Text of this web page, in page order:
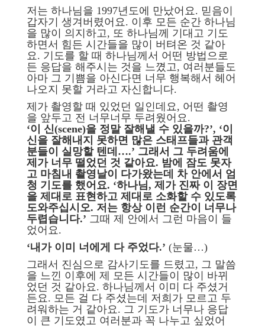
저는 하나님을 1997년도에 만났어요. 믿음이
갑자기 생겨버렸어요. 이후 모든 순간 하나님
을 많이 의지하고, 또 하나님께 기대고 기도
하면서 힘든 시간들을 많이 버텨온 것 같아
요. 기도를 할 때 하나님께서 어떤 방법으로
든 응답을 해주시는 것을 느꼈고, 여러분들도
아마 그 기쁨을 아신다면 너무 행복해서 헤어
나오지 못할 거라고 자신합니다.
제가 촬영할 때 있었던 일인데요, 어떤 촬영
을 앞두고 전 너무너무 두려웠어요.
‘이 신(scene)을 정말 잘해낼 수 있을까?’, ‘이
신을 잘해내지 못하면 많은 스태프들과 관객
분들이 실망할 텐데….’ 그래서 그 두려움에
제가 너무 떨었던 것 같아요. 밤에 잠도 못자
고 마침내 촬영날이 다가왔는데 차 안에서 엄
청 기도를 했어요. ‘하나님, 제가 진짜 이 장면
을 제대로 표현하고 제대로 소화할 수 있도록
도와주십시오. 저는 항상 이런 순간이 너무나
두렵습니다.’ 그때 제 안에서 그런 마음이 들
었어요.
‘내가 이미 너에게 다 주었다.’ (눈물…)
그래서 진심으로 감사기도를 드렸고, 그 말씀
을 느낀 이후에 제 모든 시간들이 많이 바뀌
었던 것 같아요. 하나님께서 이미 다 주셨거
든요. 모든 걸 다 주셨는데 저희가 모르고 두
려워하는 거 같아요. 그 기도가 너무나 응답
이 큰 기도였고 여러분과 꼭 나누고 싶었어